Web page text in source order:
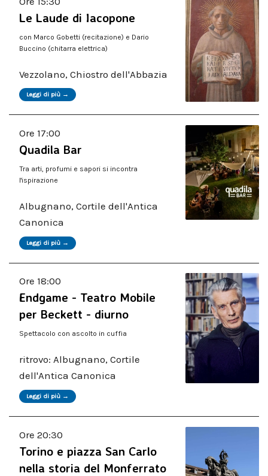
Le Laude di Iacopone
con Marco Gobetti (recitazione) e Dario
Buccino (chitarra elettrica)
Vezzolano, Chiostro dell'Abbazia
Leggi di più →
Ore 17:00
Quadila Bar
Tra arti, profumi e sapori si incontra
l'ispirazione
Albugnano, Cortile dell'Antica
Canonica
Leggi di più →
Ore 18:00
Endgame - Teatro Mobile
per Beckett - diurno
Spettacolo con ascolto in cuffia
ritrovo: Albugnano, Cortile
dell'Antica Canonica
Leggi di più →
Ore 20:30
Torino e piazza San Carlo
nella storia del Monferrato